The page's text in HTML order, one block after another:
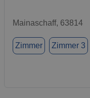
Mainaschaff, 63814
Zimmer Zimmer 3